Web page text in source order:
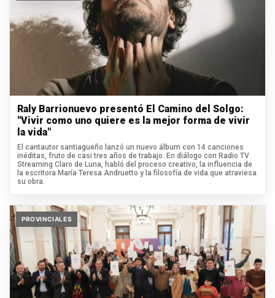
Raly Barrionuevo presentó El Camino del Solgo:
"Vivir como uno quiere es la mejor forma de vivir
la vida"
El cantautor santiagueño lanzó un nuevo álbum con 14 canciones
inéditas, fruto de casi tres años de trabajo. En diálogo con Radio TV
Streaming Claro de Luna, habló del proceso creativo, la influencia de
la escritora María Teresa Andruetto y la filosofía de vida que atraviesa
su obra.
PROVINCIALES